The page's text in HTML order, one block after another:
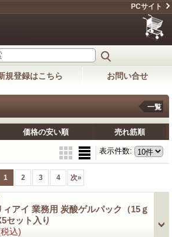
PCサイト
規登録はこちら お問い合せ
一覧
価格の安い順 売れ筋順
表示件数:
1 2 3 4 次»
ィアイ 業務用 炭酸ゲルパック（15ｇ
セット入り
込)